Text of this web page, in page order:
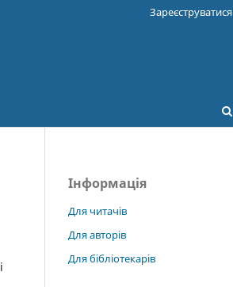
Зареєструватися
Інформація
Для читачів
Для авторів
Для бібліотекарів